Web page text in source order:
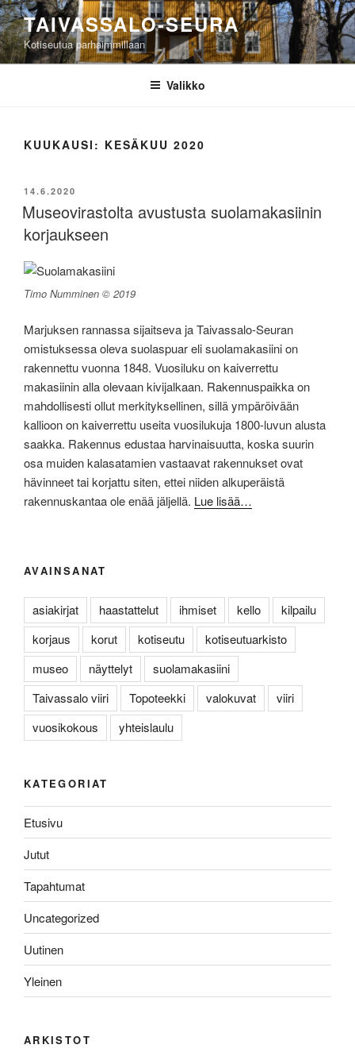
Siirry
sisältöönTAIVASSALO-SEURA
Kotiseutua parhaimmillaan
Valikko
KUUKAUSI: KESÄKUU 2020
JULKAISTU
14.6.2020
Museovirastolta avustusta suolamakasiinin
korjaukseen
Timo Numminen © 2019
Marjuksen rannassa sijaitseva ja Taivassalo-Seuran
omistuksessa oleva suolaspuar eli suolamakasiini on
rakennettu vuonna 1848. Vuosiluku on kaiverrettu
makasiinin alla olevaan kivijalkaan. Rakennuspaikka on
mahdollisesti ollut merkityksellinen, sillä ympäröivään
kallioon on kaiverrettu useita vuosilukuja 1800-luvun alusta
saakka. Rakennus edustaa harvinaisuutta, koska suurin
osa muiden kalasatamien vastaavat rakennukset ovat
hävinneet tai korjattu siten, ettei niiden alkuperäistä
rakennuskantaa ole enää jäljellä. Lue lisää…
AVAINSANAT
asiakirjat haastattelut ihmiset kello
kilpailu
korjaus
korut kotiseutu
kotiseutuarkisto
museo
näyttelyt
suolamakasiini
Taivassalo viiri
Topoteekki valokuvat
viiri
vuosikokous
yhteislaulu
KATEGORIAT
Etusivu
Jutut
Tapahtumat
Uncategorized
Uutinen
Yleinen
ARKISTOT